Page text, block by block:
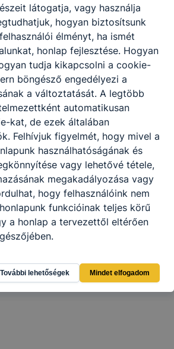
TECHNIKUSKÉNT!
elindul
éves Mechatronikai
látogatja, vagy használja
hogyan biztosítsunk
élményt, ha ismét
honlap fejlesztése. Hogyan
tudja kikapcsolni a cookie-
böngésző engedélyezi a
a változtatását. A legtöbb
automatikusan
kat, de ezek általában
Felhívjuk figyelmét, hogy mivel a
használhatóságának és
vagy lehetővé tétele,
megakadályozása vagy
hogy felhasználóink nem
funkcióinak teljes körű
a honlap a tervezettől eltérően
További lehetőségek Mindet elfogadom